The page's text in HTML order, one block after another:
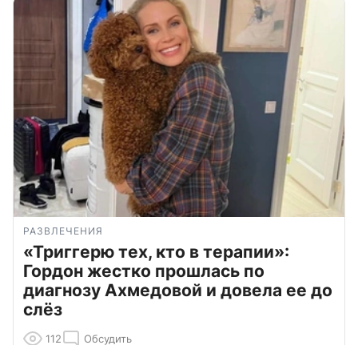
РАЗВЛЕЧЕНИЯ
«Триггерю тех, кто в терапии»:
Гордон жестко прошлась по
диагнозу Ахмедовой и довела ее до
слёз
112 Обсудить